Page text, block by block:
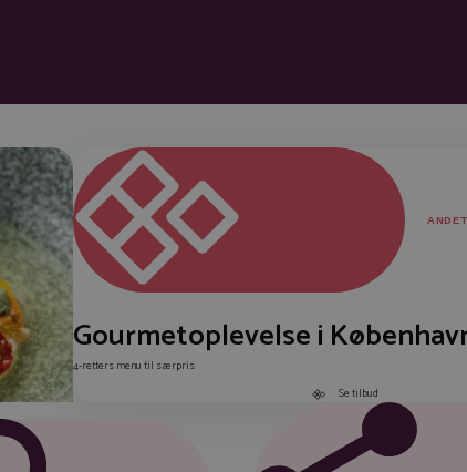
ANDET
Gourmetoplevelse i
4-retters menu til særpris
Se tilbud